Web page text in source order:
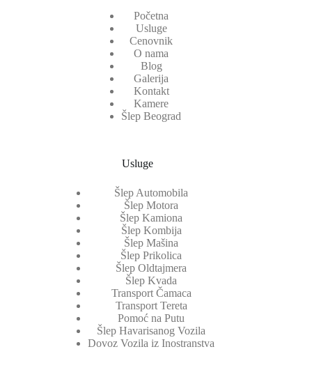
Početna
Usluge
Cenovnik
O nama
Blog
Galerija
Kontakt
Kamere
Šlep Beograd
Usluge
Šlep Automobila
Šlep Motora
Šlep Kamiona
Šlep Kombija
Šlep Mašina
Šlep Prikolica
Šlep Oldtajmera
Šlep Kvada
Transport Čamaca
Transport Tereta
Pomoć na Putu
Šlep Havarisanog Vozila
Dovoz Vozila iz Inostranstva